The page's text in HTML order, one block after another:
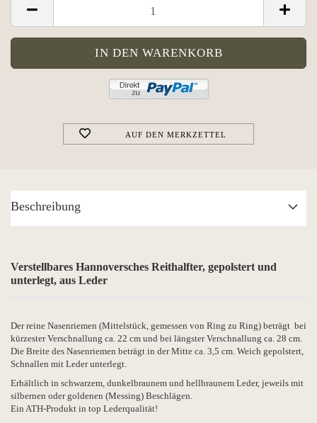
AUF DEN MERKZETTEL
Beschreibung
Verstellbares Hannoversches Reithalfter, gepolstert und
unterlegt, aus Leder
Der reine Nasenriemen (Mittelstück, gemessen von Ring zu Ring) beträgt bei
kürzester Verschnallung ca. 22 cm und bei längster Verschnallung ca. 28 cm.
Die Breite des Nasenriemen beträgt in der Mitte ca. 3,5 cm. Weich gepolstert,
Schnallen mit Leder unterlegt.
Erhältlich in schwarzem, dunkelbraunem und hellbraunem Leder, jeweils mit
silbernen oder goldenen (Messing) Beschlägen.
Ein ATH-Produkt in top Lederqualität!